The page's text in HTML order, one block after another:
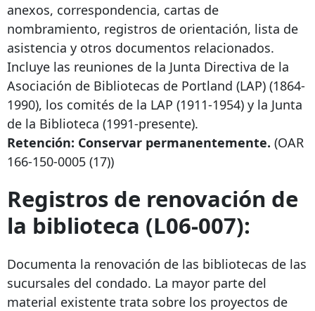
anexos, correspondencia, cartas de
nombramiento, registros de orientación, lista de
asistencia y otros documentos relacionados.
Incluye las reuniones de la Junta Directiva de la
Asociación de Bibliotecas de Portland (LAP) (1864-
1990), los comités de la LAP (1911-1954) y la Junta
de la Biblioteca (1991-presente).
Retención: Conservar permanentemente. (OAR
166-150-0005 (17))
Registros de renovación de
la biblioteca (L06-007):
Documenta la renovación de las bibliotecas de las
sucursales del condado. La mayor parte del
material existente trata sobre los proyectos de